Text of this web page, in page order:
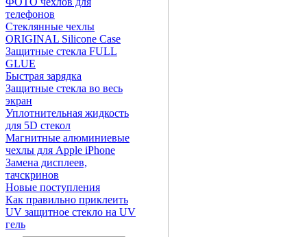
телефонов
Стеклянные чехлы
ORIGINAL Silicone Case
Защитные стекла FULL
GLUE
Быстрая зарядка
Защитные стекла во весь
экран
Уплотнительная жидкость
для 5D стекол
Магнитные алюминиевые
чехлы для Apple iPhone
Замена дисплеев,
тачскринов
Новые поступления
Как правильно приклеить
UV защитное стекло на UV
гель